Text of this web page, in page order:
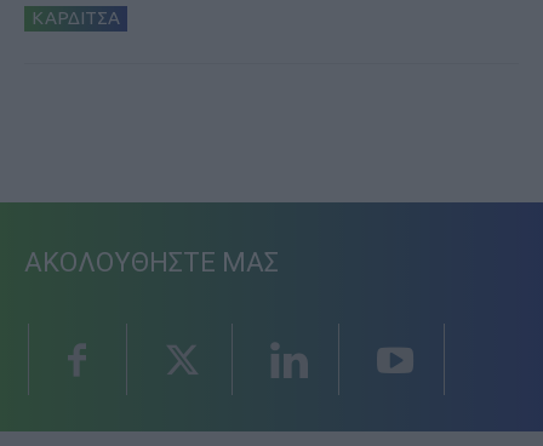
ΚΑΡΔΙΤΣΑ
ΑΚΟΛΟΥΘΗΣΤΕ ΜΑΣ